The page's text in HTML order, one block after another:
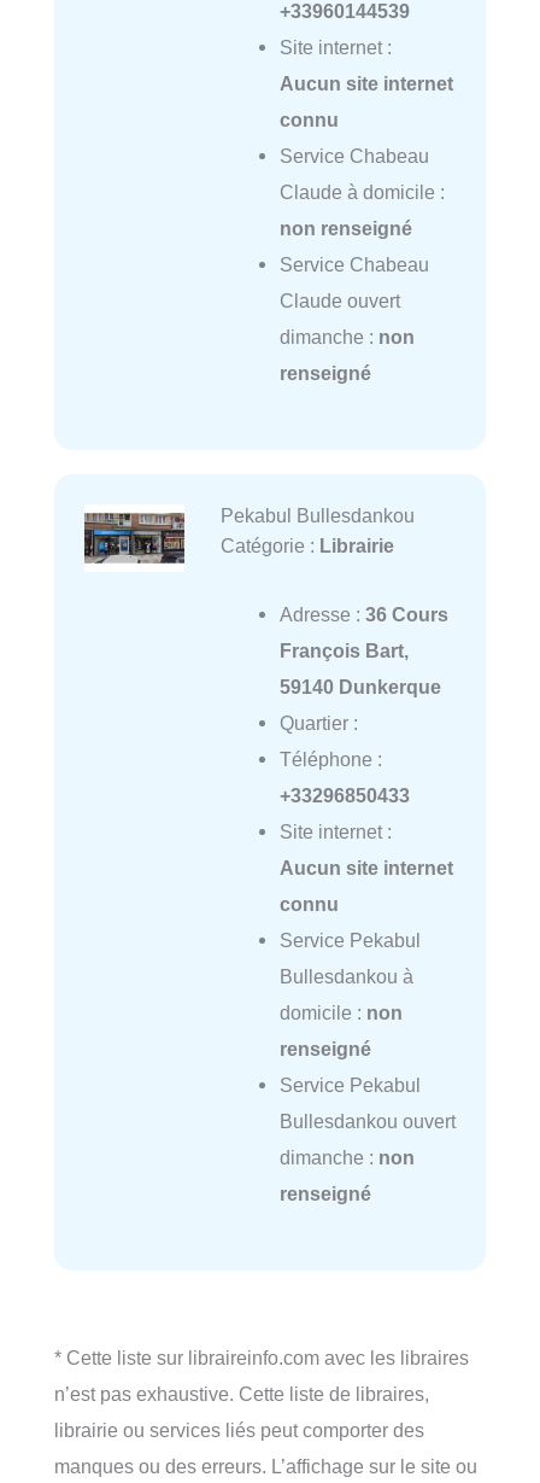
+33960144539
Site internet :
Aucun site internet
connu
Service Chabeau
Claude à domicile :
non renseigné
Service Chabeau
Claude ouvert
dimanche : non
renseigné
Pekabul Bullesdankou
Catégorie : Librairie
Adresse : 36 Cours
François Bart,
59140 Dunkerque
Quartier :
Téléphone :
+33296850433
Site internet :
Aucun site internet
connu
Service Pekabul
Bullesdankou à
domicile : non
renseigné
Service Pekabul
Bullesdankou ouvert
dimanche : non
renseigné
* Cette liste sur libraireinfo.com avec les libraires
n’est pas exhaustive. Cette liste de libraires,
librairie ou services liés peut comporter des
manques ou des erreurs. L’affichage sur le site ou